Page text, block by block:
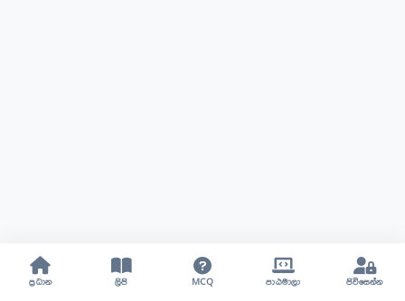
ප්‍රධාන ලිපි MCQ පාඨමාලා පිවිසෙන්න